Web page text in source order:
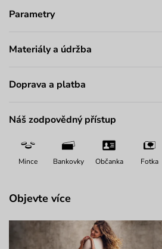
Parametry
Materiály a údržba
Doprava a platba
Náš zodpovědný přístup
Mince Bankovky Občanka Fotka
Objevte více